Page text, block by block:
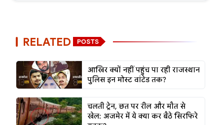
RELATED POSTS
आखिर क्यों नहीं पहुंच पा रही राजस्थान
पुलिस इन मोस्ट वांटेड तक?
चलती ट्रेन, छत पर रील और मौत से
खेल: अजमेर में ये क्या कर बैठे सिरफिरे